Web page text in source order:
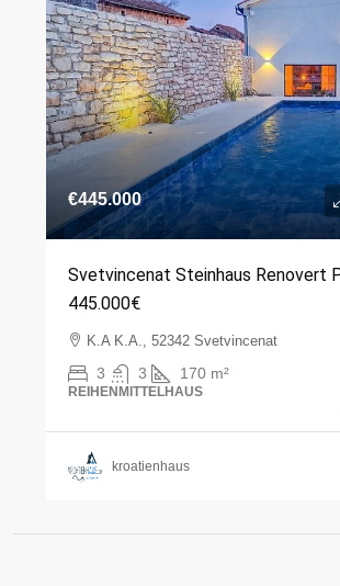
€445.000
Svetvincenat Steinhaus Renovert
445.000€
K.A K.A., 52342 Svetvincenat
3 3 170 m²
REIHENMITTELHAUS
kroatienhaus